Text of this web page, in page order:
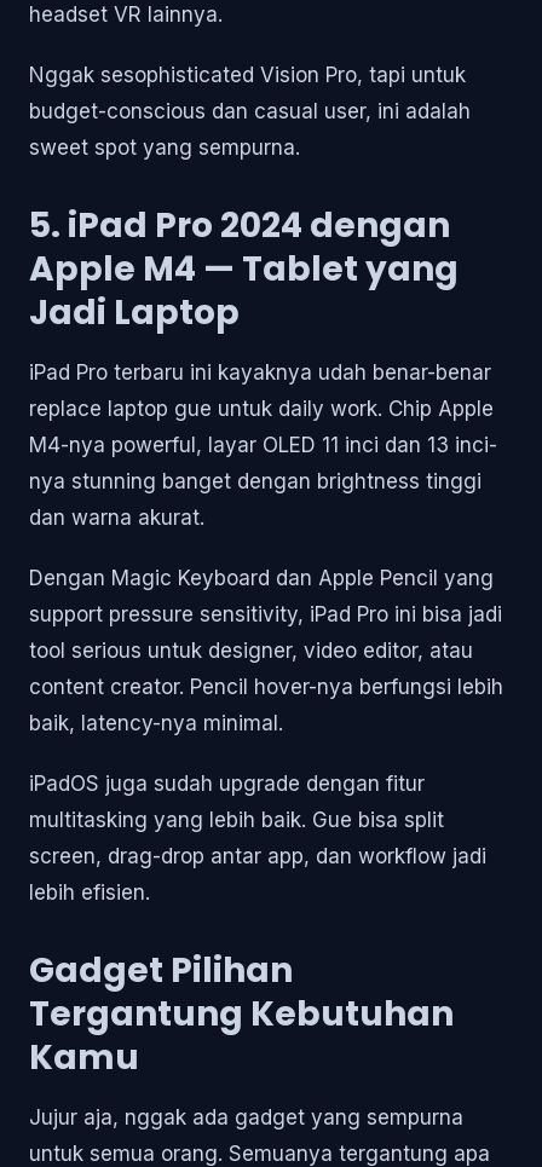
headset VR lainnya.
Nggak sesophisticated Vision Pro, tapi untuk
budget-conscious dan casual user, ini adalah
sweet spot yang sempurna.
5. iPad Pro 2024 dengan
Apple M4 — Tablet yang
Jadi Laptop
iPad Pro terbaru ini kayaknya udah benar-benar
replace laptop gue untuk daily work. Chip Apple
M4-nya powerful, layar OLED 11 inci dan 13 inci-
nya stunning banget dengan brightness tinggi
dan warna akurat.
Dengan Magic Keyboard dan Apple Pencil yang
support pressure sensitivity, iPad Pro ini bisa jadi
tool serious untuk designer, video editor, atau
content creator. Pencil hover-nya berfungsi lebih
baik, latency-nya minimal.
iPadOS juga sudah upgrade dengan fitur
multitasking yang lebih baik. Gue bisa split
screen, drag-drop antar app, dan workflow jadi
lebih efisien.
Gadget Pilihan
Tergantung Kebutuhan
Kamu
Jujur aja, nggak ada gadget yang sempurna
untuk semua orang. Semuanya tergantung apa